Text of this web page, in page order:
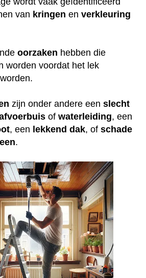
van kringen en verkleuring
oorzaken hebben die
worden voordat het lek
zijn onder andere een slecht
of waterleiding, een
, een lekkend dak, of schade
.